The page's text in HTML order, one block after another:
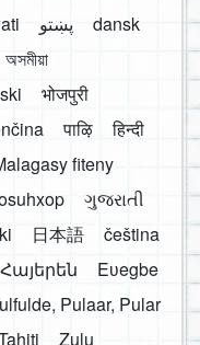
پښتو
dansk
অসমীয়া
भोजपुरी
पाऴि
हिन्दी
fiteny
ગુજરાતી
日本語
čeština
Հայերեն
Eʋegbe
Pulaar, Pular
Zulu